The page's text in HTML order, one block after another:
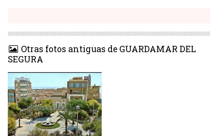
Otras fotos antiguas de GUARDAMAR DEL
SEGURA